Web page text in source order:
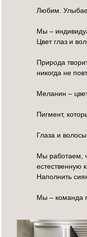
Любим.
Мы –
Цвет глаз и
Природа
никогда не
Меланин –
Пигмент,
Глаза и
Мы работаем,
естественную
Наполнить
Мы – команда